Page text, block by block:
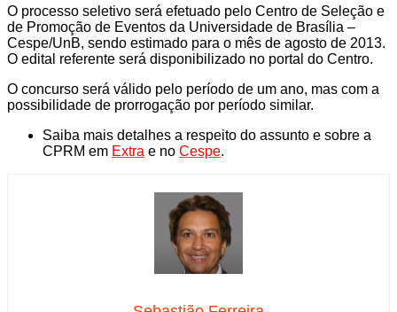
O processo seletivo será efetuado pelo Centro de Seleção e
de Promoção de Eventos da Universidade de Brasília –
Cespe/UnB, sendo estimado para o mês de agosto de 2013.
O edital referente será disponibilizado no portal do Centro.
O concurso será válido pelo período de um ano, mas com a
possibilidade de prorrogação por período similar.
Saiba mais detalhes a respeito do assunto e sobre a
CPRM em Extra e no Cespe.